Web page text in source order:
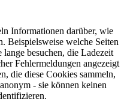
Informationen darüber, wie
Beispielsweise welche Seiten
besuchen, die Ladezeit
Fehlermeldungen angezeigt
die diese Cookies sammeln,
- sie können keinen